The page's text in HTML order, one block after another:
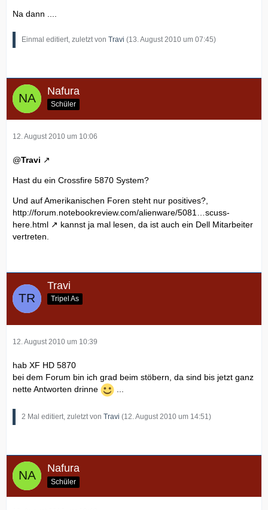
Na dann ....
Einmal editiert, zuletzt von Travi (13. August 2010 um 07:45)
Nafura
Schüler
12. August 2010 um 10:06
@Travi
Hast du ein Crossfire 5870 System?
Und auf Amerikanischen Foren steht nur positives?,
http://forum.notebookreview.com/alienware/5081…scuss-
here.html
kannst ja mal lesen, da ist auch ein Dell Mitarbeiter
vertreten.
Travi
Tripel As
12. August 2010 um 10:39
hab XF HD 5870
bei dem Forum bin ich grad beim stöbern, da sind bis jetzt ganz
nette Antworten drinne
...
2 Mal editiert, zuletzt von Travi (12. August 2010 um 14:51)
Nafura
Schüler